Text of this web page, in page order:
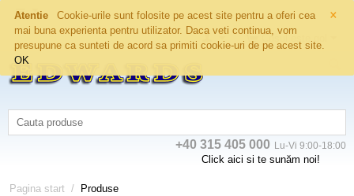
×
Atentie
Cookie-urile sunt folosite pe acest site pentru a oferi cea
mai buna experienta pentru utilizator. Daca veti continua, vom
presupune ca sunteti de acord sa primiti cookie-uri de pe acest site.
OK
Coșul este gol
+40 315 405 000 Lu-Vi 9:00-18:00
Click aici si te sunăm noi!
Pagina start / Produse